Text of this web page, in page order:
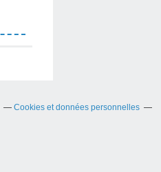
Cookies et données personnelles